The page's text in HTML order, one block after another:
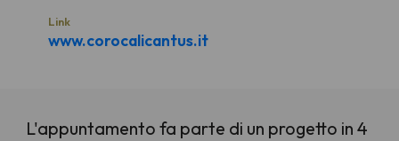
Link
www.corocalicantus.it
L'appuntamento fa parte di un progetto in 4